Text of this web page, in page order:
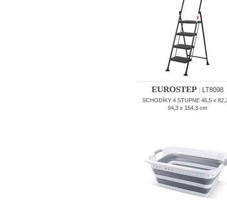
EUROSTEP LT8098
SCHODÍKY 4 STUPNE 46,5 x
94,3 x 154,3 cm